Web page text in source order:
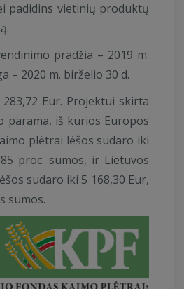
padidins vietinių produktų
pradžia – 2019 m.
– 2020 m. birželio 30 d.
Eur. Projektui skirta
parama, iš kurios Europos
plėtrai lėšos sudaro iki
proc. sumos, ir Lietuvos
sudaro iki 5 168,30 Eur,
sumos.